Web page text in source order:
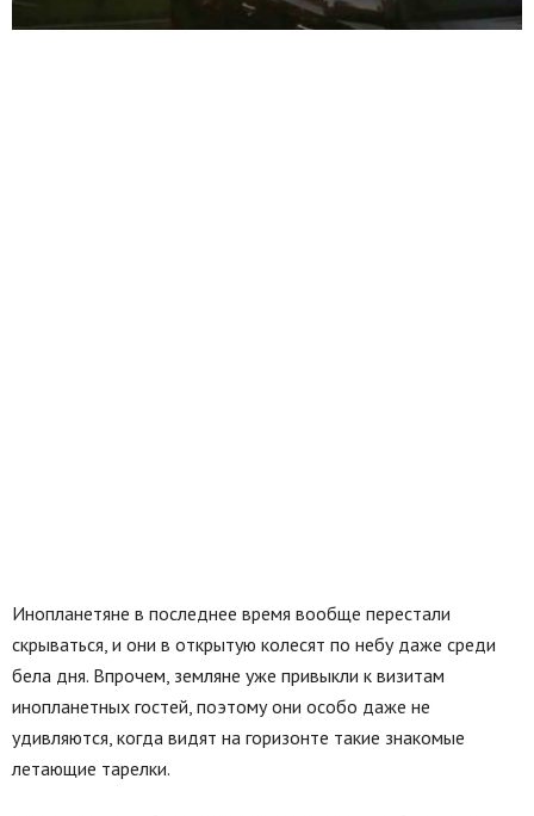
Инопланетяне в последнее время вообще перестали
скрываться, и они в открытую колесят по небу даже среди
бела дня. Впрочем, земляне уже привыкли к визитам
инопланетных гостей, поэтому они особо даже не
удивляются, когда видят на горизонте такие знакомые
летающие тарелки.